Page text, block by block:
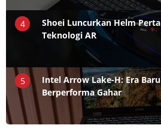
4
Shoei Luncurkan Helm
Teknologi AR
5
Intel Arrow Lake-H: Era
Berperforma Gahar